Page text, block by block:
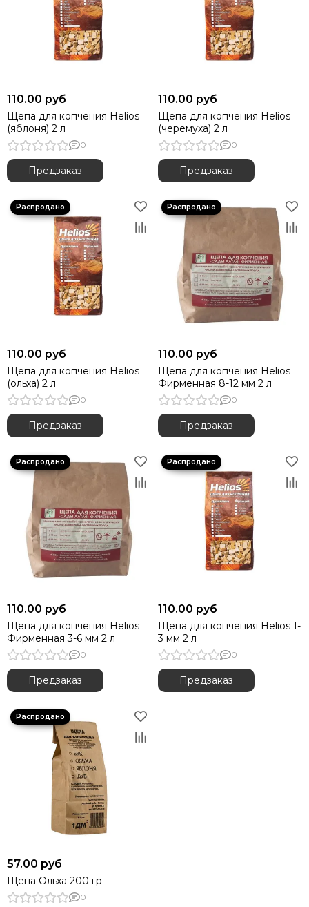
110.00 руб
Щепа для копчения Helios
(яблоня) 2 л
0
Предзаказ
110.00 руб
Щепа для копчения Helios
(черемуха) 2 л
0
Предзаказ
110.00 руб
Щепа для копчения Helios
(ольха) 2 л
0
Предзаказ
110.00 руб
Щепа для копчения Helios
Фирменная 8-12 мм 2 л
0
Предзаказ
110.00 руб
Щепа для копчения Helios
Фирменная 3-6 мм 2 л
0
Предзаказ
110.00 руб
Щепа для копчения Helios 1-
3 мм 2 л
0
Предзаказ
57.00 руб
Щепа Ольха 200 гр
0